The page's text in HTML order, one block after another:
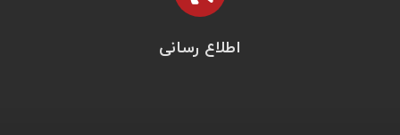
اطلاع رسانی